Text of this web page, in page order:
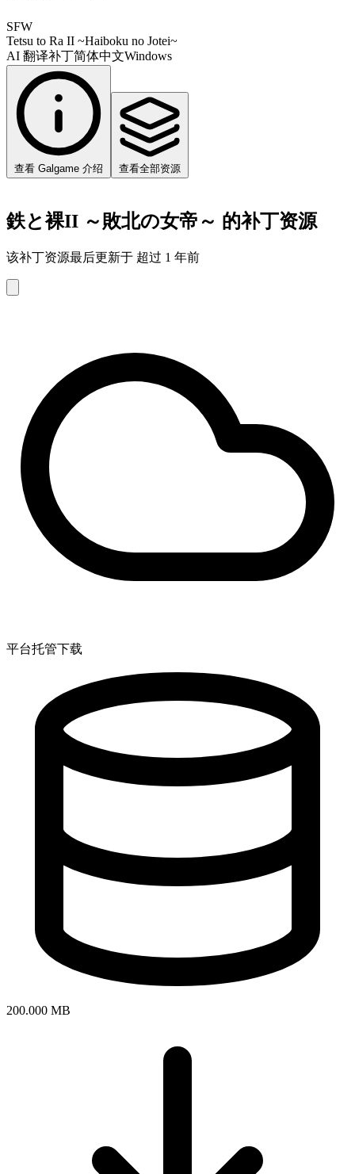
SFW
Tetsu to Ra II ~Haiboku no Jotei~
AI 翻译补丁简体中文Windows
查看 Galgame 介绍 查看全部资源
鉄と裸II ～敗北の女帝～ 的补丁资源
该补丁资源最后更新于 超过 1 年前
平台托管下载
200.000 MB